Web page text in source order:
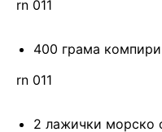
rn 011
400 грама компири
rn 011
2 лажички морско